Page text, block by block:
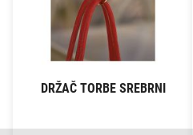
DRŽAČ TORBE SREBRNI